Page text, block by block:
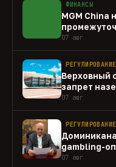
ФИНАНСЫ
MGM China
07 авг
РЕГУЛИРОВАНИЕ
Верховный
запрет
07 авг
РЕГУЛИРОВАНИЕ
gambling-
закона
07 авг